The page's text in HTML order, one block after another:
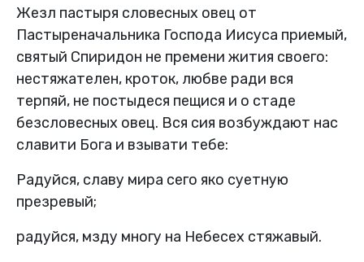
Жезл пастыря словесных овец от
Пастыреначальника Господа Иисуса приемый,
святый Спиридон не премени жития своего:
нестяжателен, кроток, любве ради вся
терпяй, не постыдеся пещися и о стаде
безсловесных овец. Вся сия возбуждают нас
славити Бога и взывати тебе:
Радуйся, славу мира сего яко суетную
презревый;
радуйся, мзду многу на Небесех стяжавый.